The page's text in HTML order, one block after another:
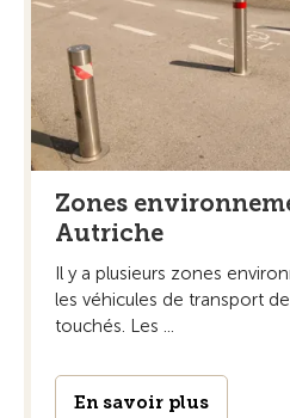
Zones
Autriche
Il y a plusieurs zones
les véhicules de transport
touchés. Les ...
En savoir plus